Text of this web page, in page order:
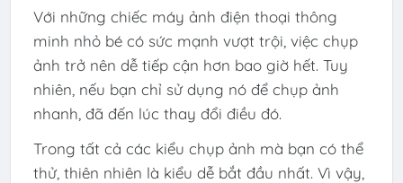
Với những chiếc máy ảnh điện thoại thông
minh nhỏ bé có sức mạnh vượt trội, việc chụp
ảnh trở nên dễ tiếp cận hơn bao giờ hết. Tuy
nhiên, nếu bạn chỉ sử dụng nó để chụp ảnh
nhanh, đã đến lúc thay đổi điều đó.
Trong tất cả các kiểu chụp ảnh mà bạn có thể
thử, thiên nhiên là kiểu dễ bắt đầu nhất. Vì vậy,